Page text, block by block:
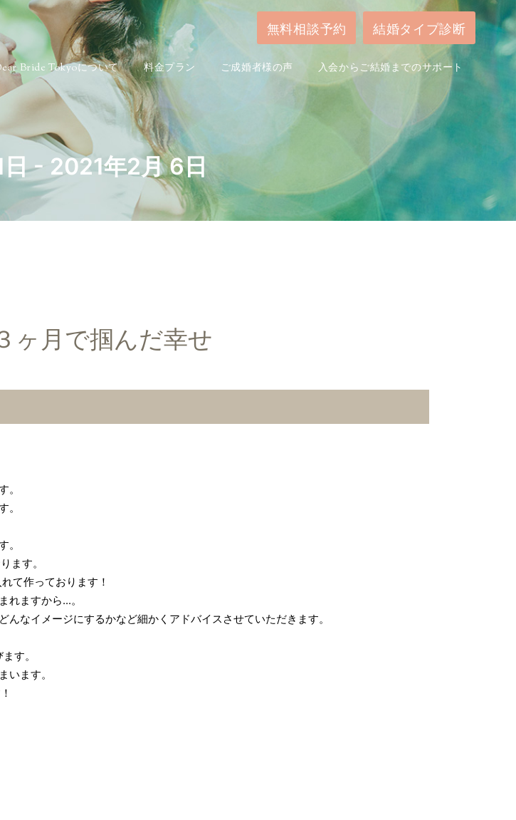
- 2021年2月 6日
ヶ月で掴んだ幸せ
。
。
。
ます。
て作っております！
ますから...。
なイメージにするかなど細かくアドバイスさせていただきます。
す。
います。
無料相談予約 結婚タイプ診断
Bride Tokyoについて 料金プラン ご成婚者様の声 入会からご結婚までのサポート